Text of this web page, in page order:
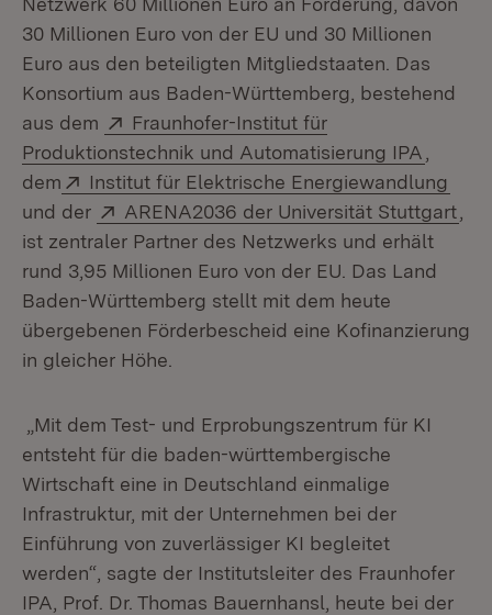
30 Millionen Euro von der EU und 30 Millionen
Euro aus den beteiligten Mitgliedstaaten. Das
Konsortium aus Baden-Württemberg, bestehend
aus dem
Extern:
Fraunhofer-Institut für
Produktionstechnik und Automatisierung IPA
dem
Extern:
Institut für Elektrische Energiewandlung
und der
Extern:
ARENA2036 der Universität Stuttgart
ist zentraler Partner des Netzwerks und erhält
rund 3,95 Millionen Euro von der EU. Das Land
Baden-Württemberg stellt mit dem heute
übergebenen Förderbescheid eine Kofinanzierung
in gleicher Höhe.
„Mit dem Test- und Erprobungszentrum für KI
entsteht für die baden-württembergische
Wirtschaft eine in Deutschland einmalige
Infrastruktur, mit der Unternehmen bei der
Einführung von zuverlässiger KI begleitet
werden“, sagte der Institutsleiter des Fraunhofer
IPA, Prof. Dr. Thomas Bauernhansl, heute bei der